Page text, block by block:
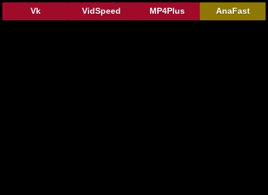
AnaFast
MP4Plus
VidSpeed
Vk